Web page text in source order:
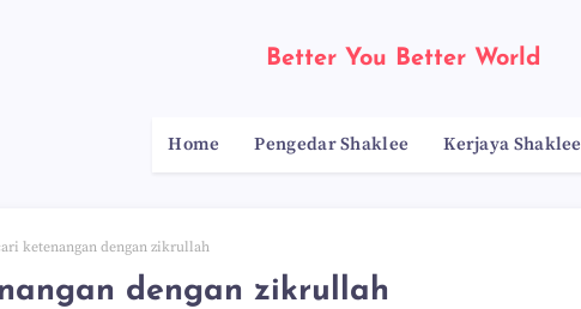
Better You Better World
Home Pengedar Shaklee Kerjaya Shaklee
ketenangan dengan zikrullah
dengan zikrullah